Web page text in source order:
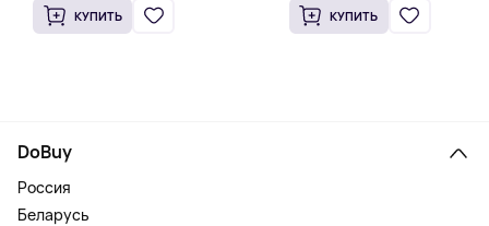
КУПИТЬ КУПИТЬ
DoBuy
Россия
Беларусь